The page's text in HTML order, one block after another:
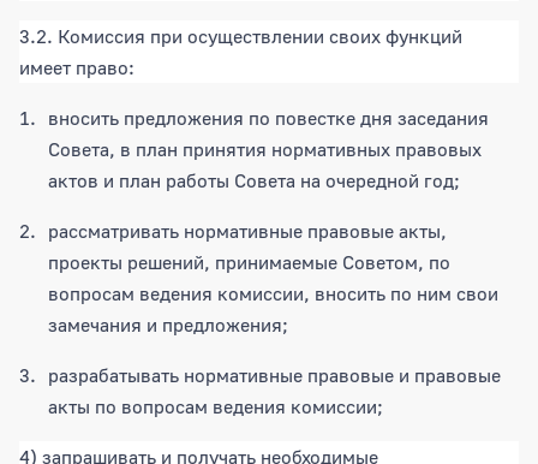
3.2. Комиссия при осуществлении своих функций
имеет право:
вносить предложения по повестке дня заседания
Совета, в план принятия нормативных правовых
актов и план работы Совета на очередной год;
рассматривать нормативные правовые акты,
проекты решений, принимаемые Советом, по
вопросам ведения комиссии, вносить по ним свои
замечания и предложения;
разрабатывать нормативные правовые и правовые
акты по вопросам ведения комиссии;
4) запрашивать и получать необходимые